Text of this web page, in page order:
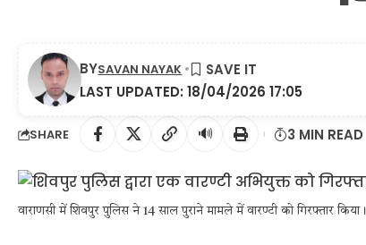
LAST UPDATED: 18/04/2026 17:05
BYSAVAN NAYAK
SHARE 🔊 3 MIN READ
वाराणसी में शिवपुर पुलिस ने 14 साल पुराने मामले में वारण्टी को गिरफ्तार किया।